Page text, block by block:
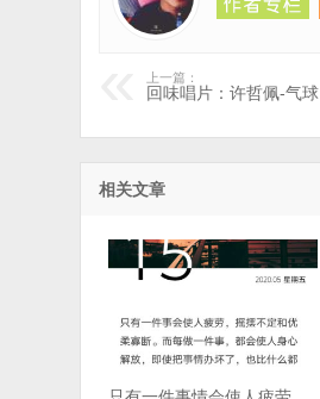
上一篇：
回味唱片：许哲佩-气球
相关文章